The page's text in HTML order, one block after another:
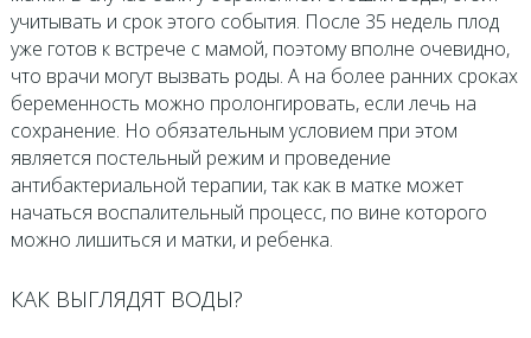
учитывать и срок этого события. После 35 недель плод
уже готов к встрече с мамой, поэтому вполне очевидно,
что врачи могут вызвать роды. А на более ранних сроках
беременность можно пролонгировать, если лечь на
сохранение. Но обязательным условием при этом
является постельный режим и проведение
антибактериальной терапии, так как в матке может
начаться воспалительный процесс, по вине которого
можно лишиться и матки, и ребенка.
КАК ВЫГЛЯДЯТ ВОДЫ?